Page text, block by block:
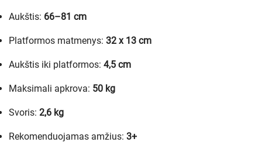
Aukštis: 66–81 cm
Platformos matmenys: 32 x 13 cm
Aukštis iki platformos: 4,5 cm
Maksimali apkrova: 50 kg
Svoris: 2,6 kg
Rekomenduojamas amžius: 3+